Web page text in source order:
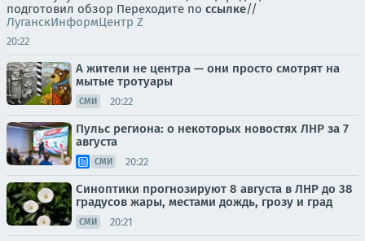
подготовил обзор Переходите по ссылке//
ЛуганскИнформЦентр Z
20:22
А жители не центра — они просто смотрят на
мытые тротуары
СМИ 20:22
Пульс региона: о некоторых новостях ЛНР за 7
августа
СМИ 20:22
Синоптики прогнозируют 8 августа в ЛНР до 38
градусов жары, местами дождь, грозу и град
СМИ 20:21